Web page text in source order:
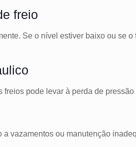
freio
Se o nível estiver baixo ou se
pode levar à perda de
vazamentos ou manutenção